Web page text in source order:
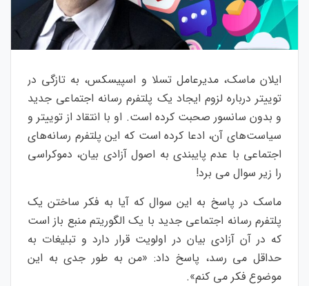
ایلان ماسک، مدیرعامل تسلا و اسپیسکس، به تازگی در
توییتر درباره لزوم ایجاد یک پلتفرم رسانه اجتماعی جدید
و بدون سانسور صحبت کرده است. او با انتقاد از توییتر و
سیاست‌های آن، ادعا کرده است که این پلتفرم رسانه‌های
اجتماعی با عدم پایبندی به اصول آزادی بیان، دموکراسی
را زیر سوال می برد!
ماسک در پاسخ به این سوال که آیا به فکر ساختن یک
پلتفرم رسانه اجتماعی جدید با یک الگوریتم منبع باز است
که در آن آزادی بیان در اولویت قرار دارد و تبلیغات به
حداقل می رسد، پاسخ داد: «من به طور جدی به این
موضوع فکر می کنم».